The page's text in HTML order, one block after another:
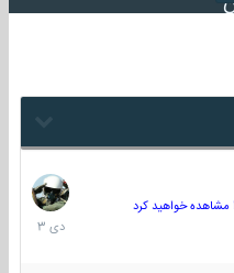
خواهید کرد
22
دی
1403